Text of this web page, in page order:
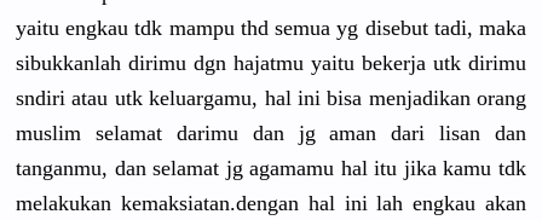
yaitu engkau tdk mampu thd semua yg disebut tadi, maka
sibukkanlah dirimu dgn hajatmu yaitu bekerja utk dirimu
sndiri atau utk keluargamu, hal ini bisa menjadikan orang
muslim selamat darimu dan jg aman dari lisan dan
tanganmu, dan selamat jg agamamu hal itu jika kamu tdk
melakukan kemaksiatan.dengan hal ini lah engkau akan